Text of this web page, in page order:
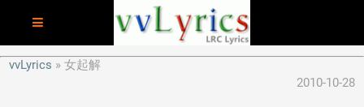
vvLyrics
女起解
2010-10-28